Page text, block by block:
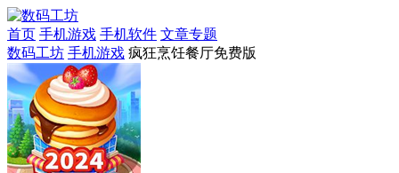
首页 手机游戏 手机软件 文章专题
数码工坊 手机游戏 疯狂烹饪餐厅免费版